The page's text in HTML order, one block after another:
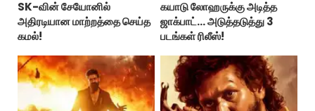
SK-வின் சேயோனில்
அதிரடியான மாற்றத்தை செய்த
கமல்!
கயாடு லோஹருக்கு அடித்த
ஜாக்பாட்... அடுத்தடுத்து 3
படங்கள் ரிலீஸ்!